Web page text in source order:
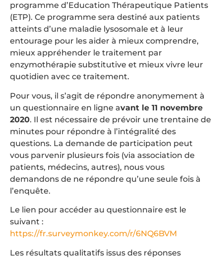
programme d’Education Thérapeutique Patients
(ETP). Ce programme sera destiné aux patients
atteints d’une maladie lysosomale et à leur
entourage pour les aider à mieux comprendre,
mieux appréhender le traitement par
enzymothérapie substitutive et mieux vivre leur
quotidien avec ce traitement.
Pour vous, il s’agit de répondre anonymement à
un questionnaire en ligne avant le 11 novembre
2020. Il est nécessaire de prévoir une trentaine de
minutes pour répondre à l’intégralité des
questions. La demande de participation peut
vous parvenir plusieurs fois (via association de
patients, médecins, autres), nous vous
demandons de ne répondre qu’une seule fois à
l’enquête.
Le lien pour accéder au questionnaire est le
suivant :
https://fr.surveymonkey.com/r/6NQ6BVM
Les résultats qualitatifs issus des réponses